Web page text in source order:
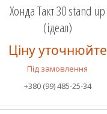
Хонда Такт 30 stand up
(ідеал)
Ціну уточнюйте
Під замовлення
+380 (99) 485-25-34